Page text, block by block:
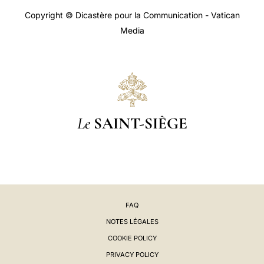
Copyright © Dicastère pour la Communication - Vatican
Media
Le SAINT-SIÈGE
FAQ
NOTES LÉGALES
COOKIE POLICY
PRIVACY POLICY